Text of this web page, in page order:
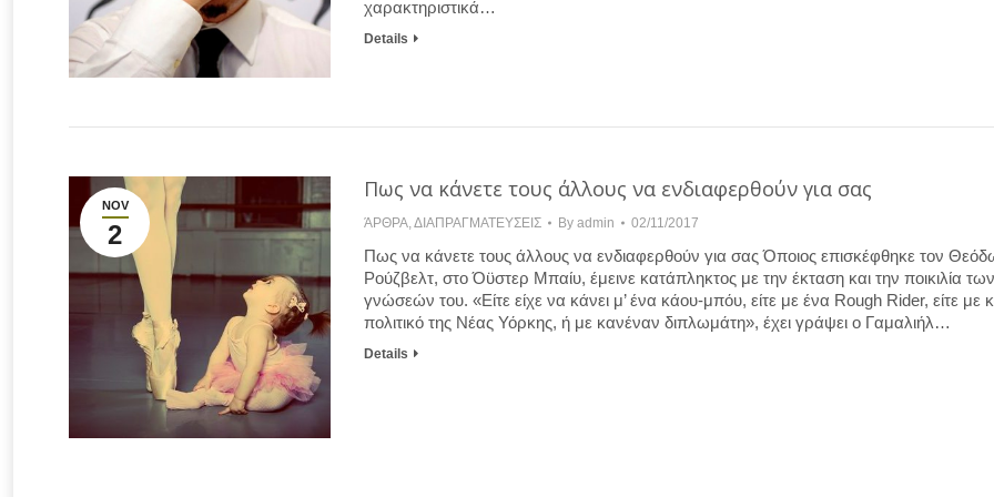
χαρακτηριστικά…
Details
NOV
2
Πως να κάνετε τους άλλους να ενδιαφερθούν για σας
ΆΡΘΡΑ,ΔΙΑΠΡΑΓΜΑΤΕΥΣΕΙΣ By admin 02/11/2017
Πως να κάνετε τους άλλους να ενδιαφερθούν για σας Όποιος επισκέφθηκε τον
Ρούζβελτ, στο Όϋστερ Μπαίυ, έμεινε κατάπληκτος με την έκταση και την ποικιλία των
γνώσεών του. «Είτε είχε να κάνει μ’ ένα κάου-μπόυ, είτε με ένα Rough Rider, είτε με
πολιτικό της Νέας Υόρκης, ή με κανέναν διπλωμάτη», έχει γράψει ο Γαμαλιήλ…
Details